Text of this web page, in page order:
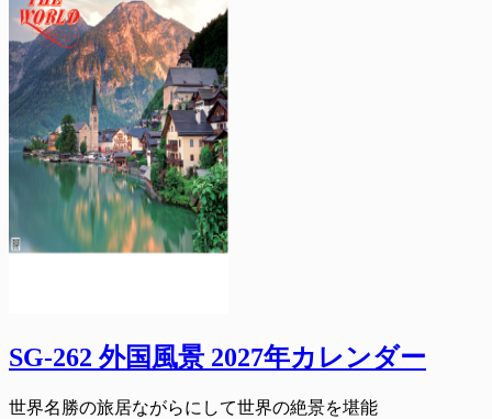
SG-262 外国風景 2027年カレンダー
世界名勝の旅居ながらにして世界の絶景を堪能